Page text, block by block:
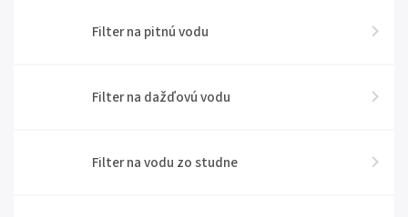
Filter na pitnú vodu
Filter na dažďovú vodu
Filter na vodu zo studne